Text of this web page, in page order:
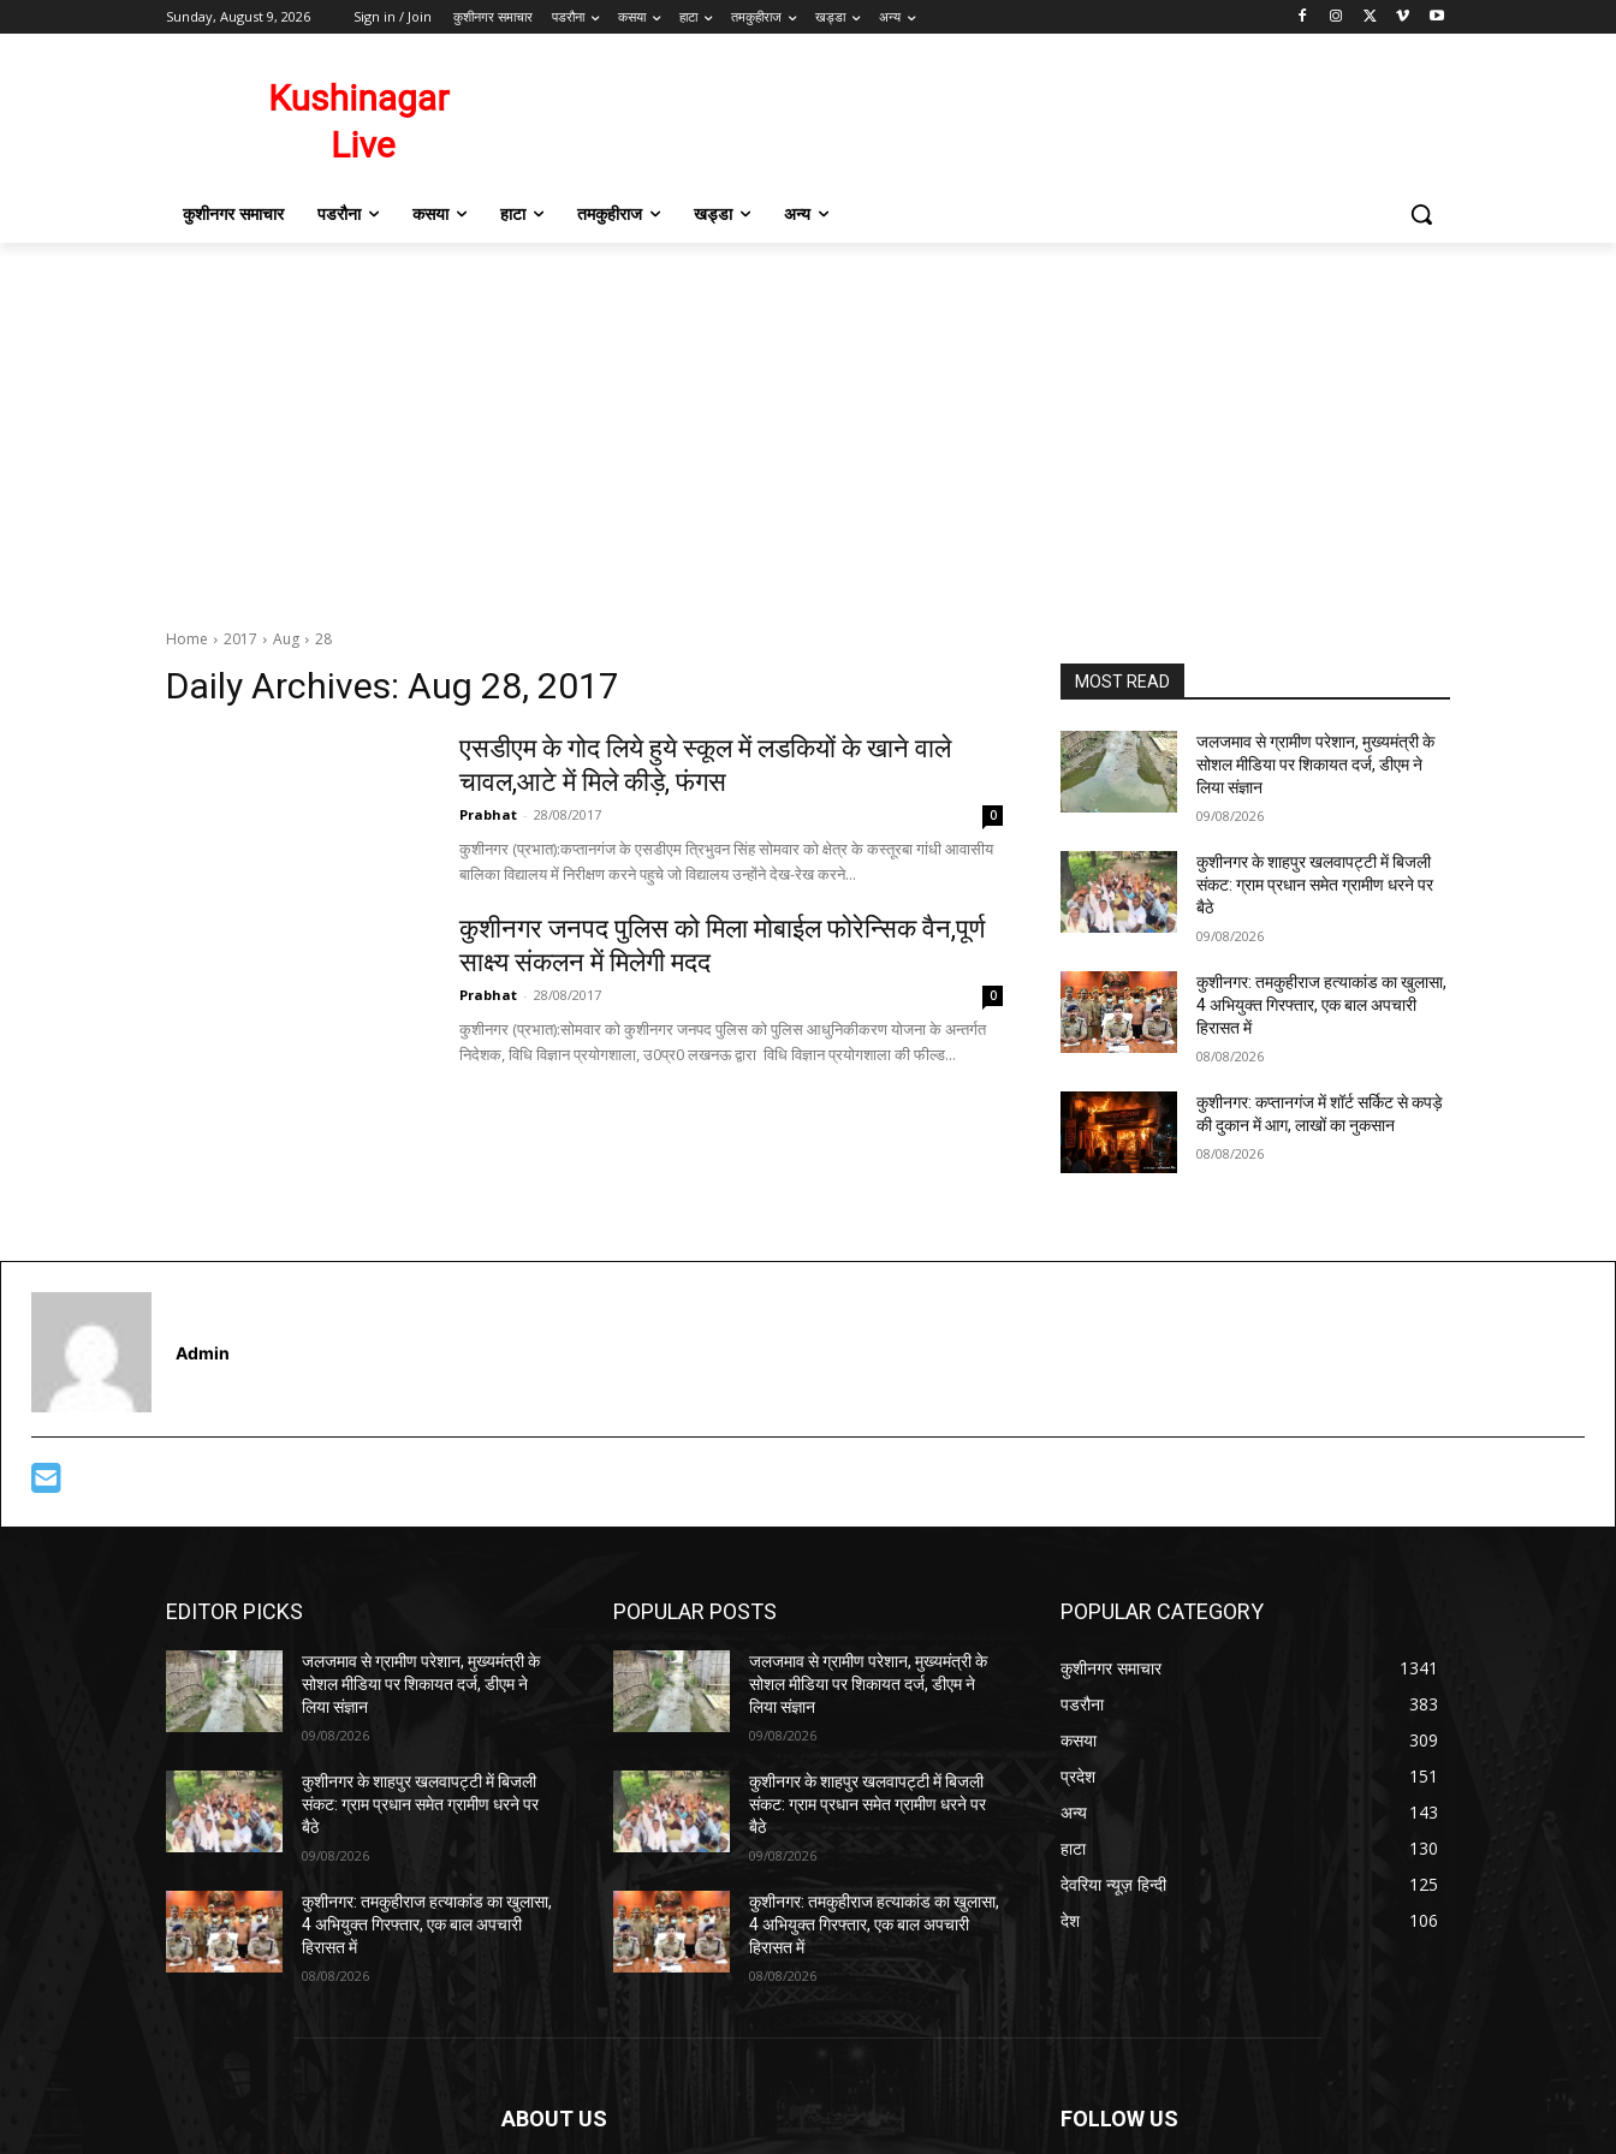
Sunday, August 9, 2026 Sign in / Join कुशीनगर समाचार पडरौना कसया हाटा तमकुहीराज खड्डा अन्य
कुशीनगर समाचार पडरौना कसया हाटा तमकुहीराज खड्डा अन्य
Home 2017 Aug 28
Daily Archives: Aug 28, 2017
एसडीएम के गोद लिये हुये स्कूल में लडकियों के खाने वाले
चावल,आटे में मिले कीड़े, फंगस
Prabhat - 28/08/2017 0
कुशीनगर (प्रभात):कप्तानगंज के एसडीएम त्रिभुवन सिंह सोमवार को क्षेत्र के कस्तूरबा गांधी आवासीय
बालिका विद्यालय में निरीक्षण करने पहुचे जो विद्यालय उन्होंने देख-रेख करने...
कुशीनगर जनपद पुलिस को मिला मोबाईल फोरेन्सिक वैन,पूर्ण
साक्ष्य संकलन में मिलेगी मदद
Prabhat - 28/08/2017 0
कुशीनगर (प्रभात):सोमवार को कुशीनगर जनपद पुलिस को पुलिस आधुनिकीकरण योजना के अन्तर्गत
निदेशक, विधि विज्ञान प्रयोगशाला, उ0प्र0 लखनऊ द्वारा विधि विज्ञान प्रयोगशाला की फील्ड...
MOST READ
जलजमाव से ग्रामीण परेशान, मुख्यमंत्री के
सोशल मीडिया पर शिकायत दर्ज, डीएम ने
लिया संज्ञान
09/08/2026
कुशीनगर के शाहपुर खलवापट्टी में बिजली
संकट: ग्राम प्रधान समेत ग्रामीण धरने पर
बैठे
09/08/2026
कुशीनगर: तमकुहीराज हत्याकांड का खुलासा,
4 अभियुक्त गिरफ्तार, एक बाल अपचारी
हिरासत में
08/08/2026
कुशीनगर: कप्तानगंज में शॉर्ट सर्किट से कपड़े
की दुकान में आग, लाखों का नुकसान
08/08/2026
Admin
EDITOR PICKS
जलजमाव से ग्रामीण परेशान, मुख्यमंत्री के
सोशल मीडिया पर शिकायत दर्ज, डीएम ने
लिया संज्ञान
09/08/2026
कुशीनगर के शाहपुर खलवापट्टी में बिजली
संकट: ग्राम प्रधान समेत ग्रामीण धरने पर
बैठे
09/08/2026
कुशीनगर: तमकुहीराज हत्याकांड का खुलासा,
4 अभियुक्त गिरफ्तार, एक बाल अपचारी
हिरासत में
08/08/2026
POPULAR POSTS
जलजमाव से ग्रामीण परेशान, मुख्यमंत्री के
सोशल मीडिया पर शिकायत दर्ज, डीएम ने
लिया संज्ञान
09/08/2026
कुशीनगर के शाहपुर खलवापट्टी में बिजली
संकट: ग्राम प्रधान समेत ग्रामीण धरने पर
बैठे
09/08/2026
कुशीनगर: तमकुहीराज हत्याकांड का खुलासा,
4 अभियुक्त गिरफ्तार, एक बाल अपचारी
हिरासत में
08/08/2026
POPULAR CATEGORY
कुशीनगर समाचार
1341
पडरौना
383
कसया
309
प्रदेश
151
अन्य
143
हाटा
130
देवरिया न्यूज़ हिन्दी
125
देश
106
ABOUT US FOLLOW US